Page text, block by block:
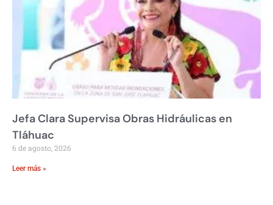
Jefa Clara Supervisa Obras Hidráulicas en
Tláhuac
6 de agosto, 2026
Leer más »